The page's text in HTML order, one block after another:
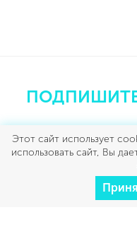
всех акций от SCARLETT
Этот сайт использует
использовать сайт, Вы